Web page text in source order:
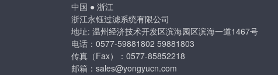
中国 ● 浙江
浙江永钰过滤系统有限公司
地址: 温州经济技术开发区滨海园区滨海一道1467号
电话：0577-59881802 59881803
传真（Fax）：0577-85852218
邮箱： sales@yongyucn.com